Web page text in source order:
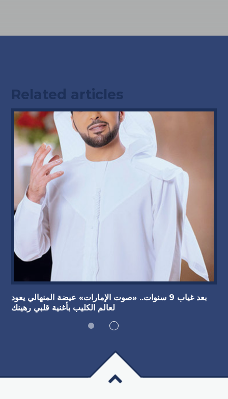
Related articles
بعد غياب 9 سنوات.. «صوت الإمارات» عيضة المنهالي يعود
لعالم الكليب بأغنية قلبي رهينك